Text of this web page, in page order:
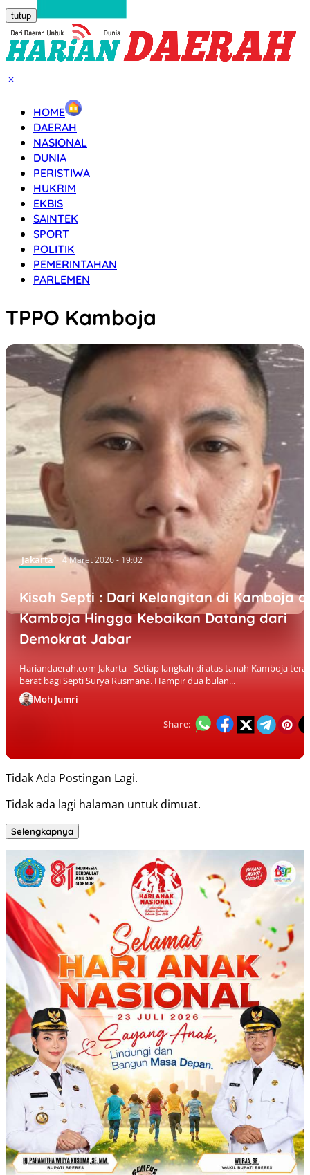
tutup
HOME
DAERAH
NASIONAL
DUNIA
PERISTIWA
HUKRIM
EKBIS
SAINTEK
SPORT
POLITIK
PEMERINTAHAN
PARLEMEN
TPPO Kamboja
Jakarta 4 Maret 2026 - 19:02
Kisah Septi : Dari Kelangitan di Kamboja di
Kamboja Hingga Kebaikan Datang dari
Demokrat Jabar
Hariandaerah.com Jakarta - Setiap langkah di atas tanah Kamboja
berat bagi Septi Surya Rusmana. Hampir dua bulan...
Moh Jumri
Share:
Tidak Ada Postingan Lagi.
Tidak ada lagi halaman untuk dimuat.
Selengkapnya